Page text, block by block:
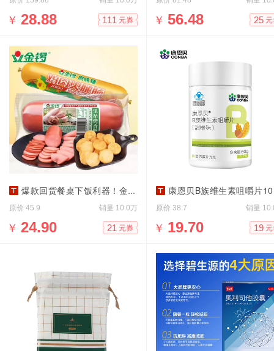
￥ 28.88 111 元券 ￥ 56.48 25
爆款回货餐桌下饭利器！金锣火腿肠合集!
原价 45.9 销量 10.0万
￥ 24.90 21 元券
康恩贝B族维生素咀嚼片100片
原价 38.7 销量
￥ 19.70 19